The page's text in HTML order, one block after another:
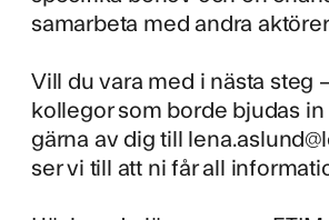
samarbeta med andra
Vill du vara med i nästa steg
kollegor som borde bjudas in
gärna av dig till
ser vi till att ni får all